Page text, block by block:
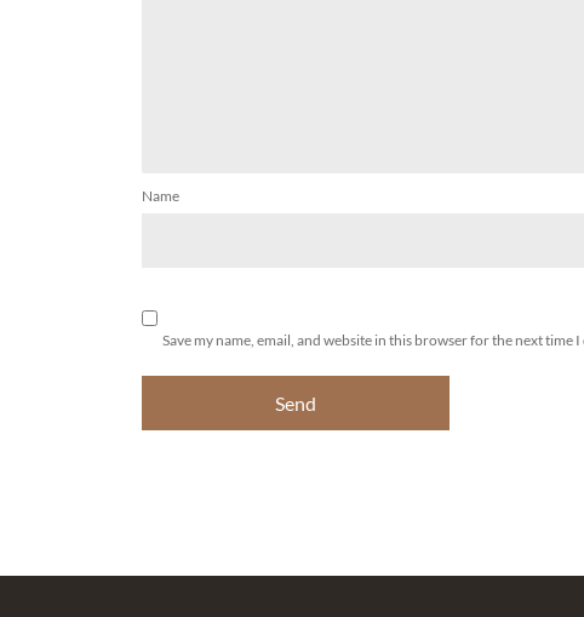
Name
Save my name, email, and website in this browser for the next time